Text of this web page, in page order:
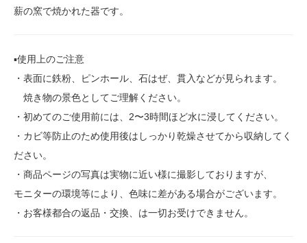
薪の窯で焼かれた器です。
▪️使用上のご注意
・表面に鉄粉、ピンホール、石はぜ、貫入などが見られます。
焼き物の景色としてご理解ください。
・初めてのご使用前には、2〜3時間ほど水に浸してください。
・カビ等防止のため使用後はしっかり乾燥させてから収納してく
ださい。
・商品ページの写真は実物に近い様に撮影しておりますが、
モニターの環境等により、色味に差がある場合がございます。
・お客様都合の返品・交換、は一切お受けできません。